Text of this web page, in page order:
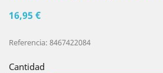
16,95 €
Referencia: 8467422084
Cantidad